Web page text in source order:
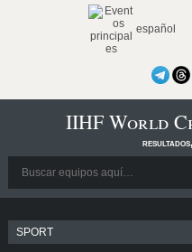
español
IIHF World